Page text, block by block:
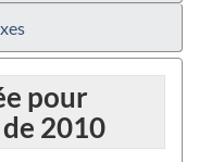
pour
2010